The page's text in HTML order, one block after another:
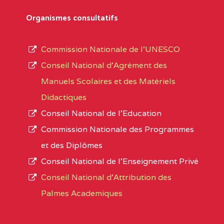
Noms
Localité
Région Noms
ADAMAOUA
INSTITUT POLYVALENT
PINTADES BP :
ADAMAOUA
COLLEGE PRIVE LAIC
L’offre d’éducation del’Enseignement
d’immatriculation du mois de septembre
suit :
1950 établissements publics
895 CES dont 86 Bilingues
1055 Lycées dont 351 Bilingues
72 établissements avec section bilingue
1358 établissements privés
Organismes consultatifs
Commission Nationale de l’UNESCO
Conseil National d’Agrément des
Manuels Scolaires et des Matériels
Didactiques
Conseil National de l’Education
Commission Nationale des Programmes
et des Diplômes
Conseil National de l’Enseignement Privé
Conseil National d'Attribution des
Palmes Academiques